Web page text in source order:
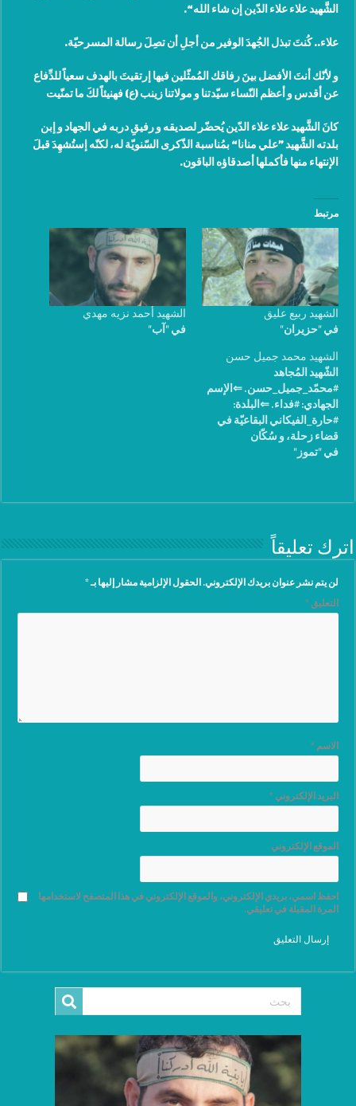
الشَّهيد علاء علاء الدّين إن شاء الله“.
علاء.. كُنتَ تبذل الجُهدَ الوفير من أجلِ أن تصِلَ رسالة المسرحيّة.
و لأنّك أنتَ الأفضل بينَ رفاقك المُمثّلين فيها إرتقيتَ بالهدف سعياً للدِّفاع
عن أقدس و أعظم النّساء سيّدتنا و مولاتنا زينب (ع) فهنيئاً لكَ ما تمنّيت
كانَ الشَّهيد علاء علاء الدّين يُحضّر لصديقه و رفيقِ دربه في الجهاد و إبن
بلدته الشَّهيد ”علي منانا“ بمُناسبة الذّكرى السّنويّة له، لكنّه إستُشهِدَ قبلَ
الإنتهاء منها فأكملها أصدقاؤه الباقون.
مرتبط
الشهيد ربيع عليق
في "حزيران"
الشهيد أحمد نزيه مهدي
في "آب"
الشهيد محمد جميل حسن
الشّهيد المُجاهد
#محمّد_جميل_حسن. ⇐الإسم
الجهادي: #فداء. ⇐البلدة:
#حارة_الفيكاني البقاعيّة في
قضاء زحلة، و سُكّان
#علي_النّهري في قضاء زحلة
العائلي: مُتأهّل. ⇐مكان الضّريح
حارة الفيكاني البقاعيّة في
قضاء زحلة. مكان الشهادة :
جرود عرسال اللبنانية تاريخ
الشهادة : ٢١-٧-٢٠١٧
في "تموز"
اترك تعليقاً
لن يتم نشر عنوان بريدك الإلكتروني. الحقول الإلزامية مشار إليها بـ*
التعليق*
الاسم*
البريد الإلكتروني*
الموقع الإلكتروني
احفظ اسمي، بريدي الإلكتروني، والموقع الإلكتروني في هذا المتصفح لاستخدامها
المرة المقبلة في تعليقي.